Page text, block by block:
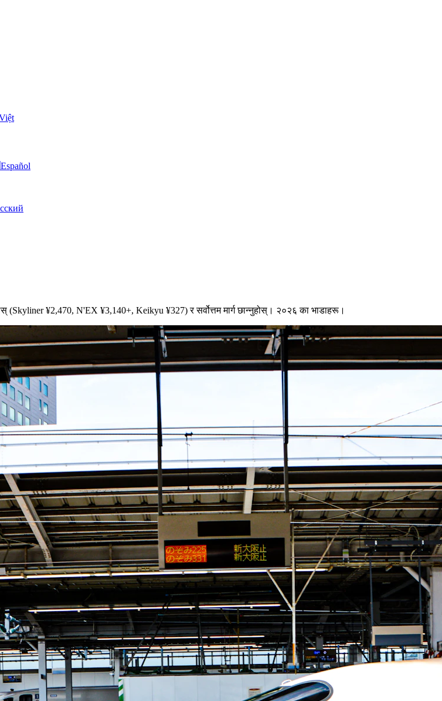
Español
(Skyliner ¥2,470, N'EX ¥3,140+, Keikyu ¥327) र सर्वोत्तम मार्ग छान्नुहोस्। २०२६ का भाडाहरू।